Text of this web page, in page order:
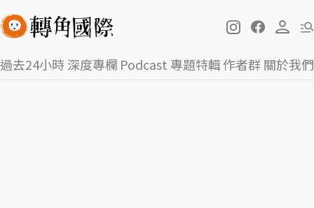
過去24小時深度專欄 Podcast 專題特輯作者群關於我們